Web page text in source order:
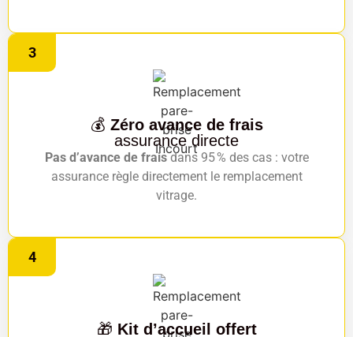
3
💰 Zéro avance de frais
assurance directe
Pas d’avance de fraisdans 95 % des cas : votre
assurance règle directement le remplacement
vitrage.
4
🎁 Kit d’accueil offert